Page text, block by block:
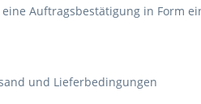
Auftragsbestätigung in Form
und Lieferbedingungen